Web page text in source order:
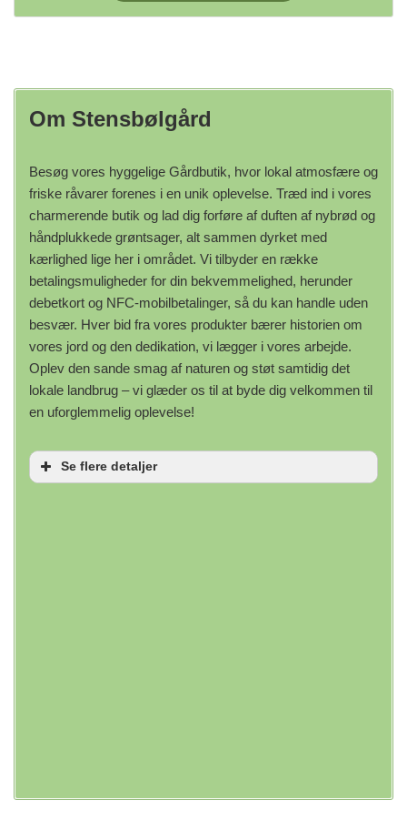
Om Stensbølgård
Besøg vores hyggelige Gårdbutik, hvor lokal atmosfære og
friske råvarer forenes i en unik oplevelse. Træd ind i vores
charmerende butik og lad dig forføre af duften af nybrød og
håndplukkede grøntsager, alt sammen dyrket med
kærlighed lige her i området. Vi tilbyder en række
betalingsmuligheder for din bekvemmelighed, herunder
debetkort og NFC-mobilbetalinger, så du kan handle uden
besvær. Hver bid fra vores produkter bærer historien om
vores jord og den dedikation, vi lægger i vores arbejde.
Oplev den sande smag af naturen og støt samtidig det
lokale landbrug – vi glæder os til at byde dig velkommen til
en uforglemmelig oplevelse!
Se flere detaljer